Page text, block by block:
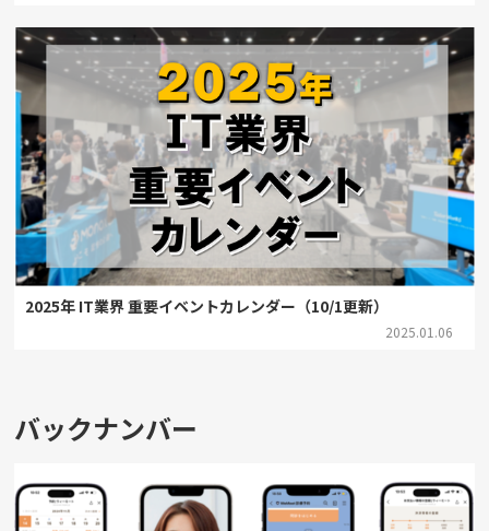
2025年 IT業界 重要イベントカレンダー（10/1更新）
2025.01.06
バックナンバー